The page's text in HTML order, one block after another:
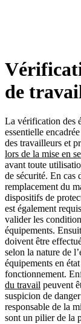
de
La vérification des
essentielle
des travailleurs et
lors de la mise en
avant toute
de sécurité. En cas
remplacement du
dispositifs de
est également
valider les
équipements.
doivent être
selon la nature de
équipements en
fonctionnement.
du travail peuvent
suspicion de
responsable de la
sont un pilier de la